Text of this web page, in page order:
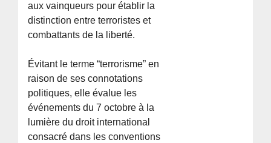
aux vainqueurs pour établir la
distinction entre terroristes et
combattants de la liberté.
Évitant le terme “terrorisme” en
raison de ses connotations
politiques, elle évalue les
événements du 7 octobre à la
lumière du droit international
consacré dans les conventions